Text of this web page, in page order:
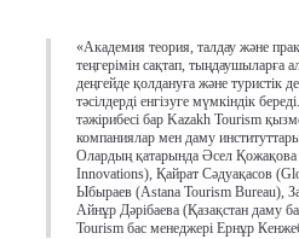
«Академия теория, талдау және
теңгерімін сақтап, тыңдаушыларға
деңгейде қолдануға және туристік
тәсілдерді енгізуге мүмкіндік
тәжірибесі бар Kazakh Tourism
компаниялар мен даму
Олардың қатарында Әсел
Innovations), Қайрат Сәдуақасов
Ыбыраев (Astana Tourism Bureau),
Айнұр Дәрібаева (Қазақстан даму
Tourism бас менеджері Ернұр